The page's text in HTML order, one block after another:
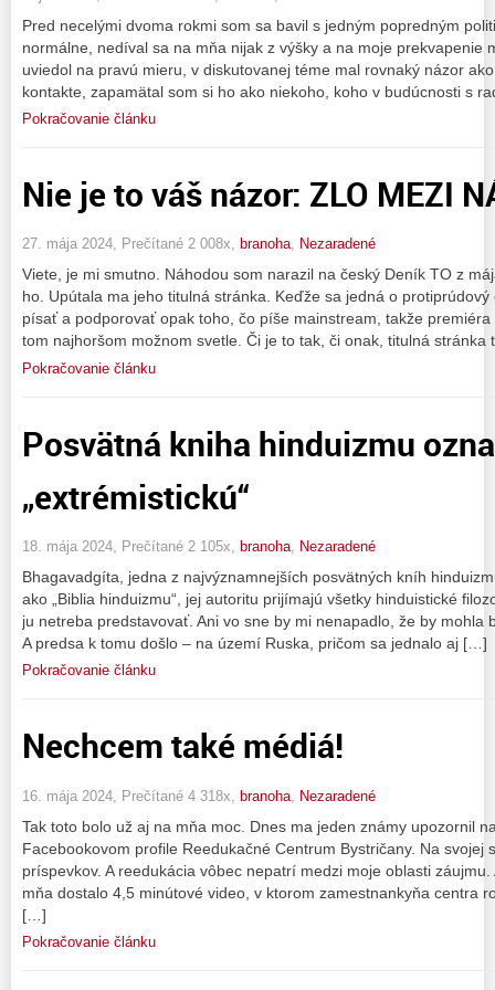
Pred necelými dvoma rokmi som sa bavil s jedným popredným
normálne, nedíval sa na mňa nijak z výšky a na moje prekvapenie
uviedol na pravú mieru, v diskutovanej téme mal rovnaký názor
kontakte, zapamätal som si ho ako niekoho, koho v budúcnosti s
Pokračovanie článku
Nie je to váš názor: ZLO MEZI
27. mája 2024, Prečítané 2 008x, branoha, Nezaradené
Viete, je mi smutno. Náhodou som narazil na český Deník TO z
ho. Upútala ma jeho titulná stránka. Keďže sa jedná o
písať a podporovať opak toho, čo píše mainstream, takže
tom najhoršom možnom svetle. Či je to tak, či onak, titulná
Pokračovanie článku
Posvätná kniha hinduizmu
„extrémistickú“
18. mája 2024, Prečítané 2 105x, branoha, Nezaradené
Bhagavadgíta, jedna z najvýznamnejších posvätných kníh
ako „Biblia hinduizmu“, jej autoritu prijímajú všetky hinduistické
ju netreba predstavovať. Ani vo sne by mi nenapadlo, že by mohla
A predsa k tomu došlo – na území Ruska, pričom sa jednalo aj […]
Pokračovanie článku
Nechcem také médiá!
16. mája 2024, Prečítané 4 318x, branoha Nezaradené
Tak toto bolo už aj na mňa moc. Dnes ma jeden známy upozornil
Facebookovom profile Reedukačné Centrum Bystričany. Na svojej
príspevkov. A reedukácia vôbec nepatrí medzi moje oblasti
mňa dostalo 4,5 minútové video, v ktorom zamestnankyňa centra
[…]
Pokračovanie článku